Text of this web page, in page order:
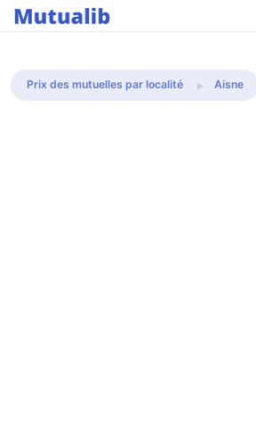
Prix des mutuelles par localité Aisne